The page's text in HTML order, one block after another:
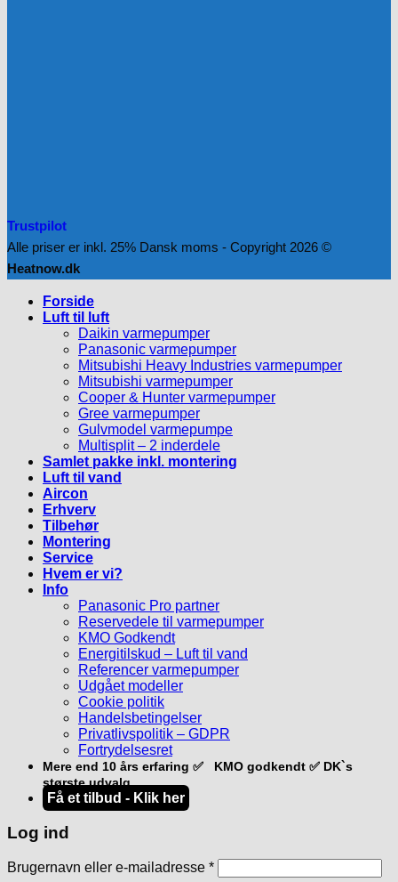
Trustpilot
Alle priser er inkl. 25% Dansk moms - Copyright 2026 ©
Heatnow.dk
Forside
Luft til luft
Daikin varmepumper
Panasonic varmepumper
Mitsubishi Heavy Industries varmepumper
Mitsubishi varmepumper
Cooper & Hunter varmepumper
Gree varmepumper
Gulvmodel varmepumpe
Multisplit – 2 inderdele
Samlet pakke inkl. montering
Luft til vand
Aircon
Erhverv
Tilbehør
Montering
Service
Hvem er vi?
Info
Panasonic Pro partner
Reservedele til varmepumper
KMO Godkendt
Energitilskud – Luft til vand
Referencer varmepumper
Udgået modeller
Cookie politik
Handelsbetingelser
Privatlivspolitik – GDPR
Fortrydelsesret
Mere end 10 års erfaring ✅ KMO godkendt ✅ DK`s
største udvalg
Få et tilbud - Klik her
Log ind
Brugernavn eller e-mailadresse *Påkrævet